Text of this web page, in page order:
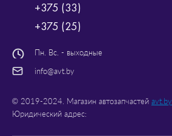
+375 (33)
+375 (25)
Пн. Вс. - выходные
info@avt.by
© 2019-2024. Магазин автозапчастей avt.by
Юридический адрес: